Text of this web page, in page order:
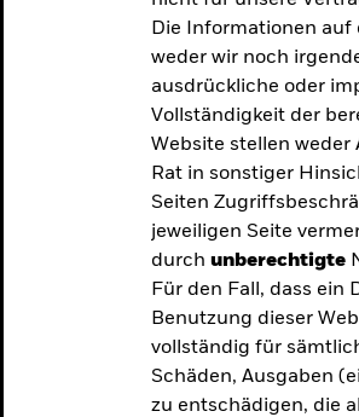
Die Informationen
weder wir noch
ausdrückliche oder
Vollständigkeit der
Website stellen
Rat in sonstiger
Seiten
jeweiligen Seite
durch unberechtigte
Für den Fall, dass ein
Benutzung dieser
vollständig für
Schäden, Ausgaben
zu entschädigen, die